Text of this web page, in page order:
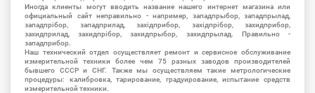
Иногда клиенты могут вводить название нашего интернет магазина или
официальный сайт неправильно - например, западпрыбор, западпрылад,
западпрібор, западприлад, західприбор, західпрібор, захидприбор,
захидприлад, захидпрібор, захидпрыбор, захидпрылад. Правильно -
западприбор.
Наш технический отдел осуществляет ремонт и сервисное обслуживание
измерительной техники более чем 75 разных заводов производителей
бывшего СССР и СНГ. Также мы осуществляем такие метрологические
процедуры: калибровка, тарирование, градуирование, испытание средств
измерительной техники.